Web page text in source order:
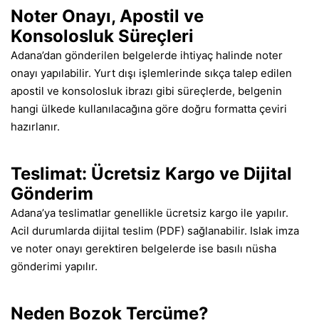
Noter Onayı, Apostil ve
Konsolosluk Süreçleri
Adana’dan gönderilen belgelerde ihtiyaç halinde noter
onayı yapılabilir. Yurt dışı işlemlerinde sıkça talep edilen
apostil ve konsolosluk ibrazı gibi süreçlerde, belgenin
hangi ülkede kullanılacağına göre doğru formatta çeviri
hazırlanır.
Teslimat: Ücretsiz Kargo ve Dijital
Gönderim
Adana’ya teslimatlar genellikle ücretsiz kargo ile yapılır.
Acil durumlarda dijital teslim (PDF) sağlanabilir. Islak imza
ve noter onayı gerektiren belgelerde ise basılı nüsha
gönderimi yapılır.
Neden Bozok Tercüme?